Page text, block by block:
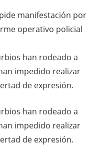
manifestación por
operativo policial
han rodeado a
impedido realizar
de expresión.
han rodeado a
impedido realizar
de expresión.